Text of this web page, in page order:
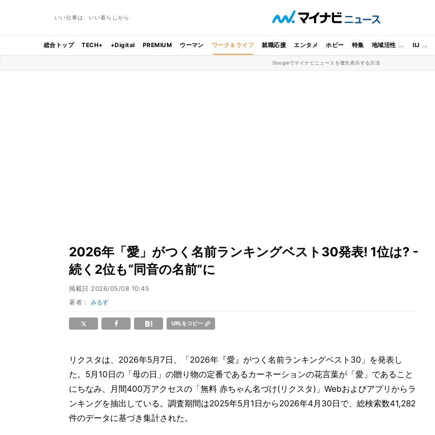
いい仕事は、いい暮らしから
総合トップ TECH+ +Digital PREMIUM ウーマン ワーク＆ライフ 就職応援 エンタメ ホビー 特集 地域活性 IIJ
Googleでマイナビニュースを優先表示する方法
2026年「愛」がつく名前ランキングベスト30発表! 1位は? -
続く2位も“同音の名前”に
掲載日 2026/05/08 10:45
著者：みるず
URLをコピー
リクスタは、2026年5月7日、「2026年『愛』がつく名前ランキングベスト30」を発表し
た。5月10日の「母の日」の贈り物の定番であるカーネーションの花言葉が「愛」であること
にちなみ、月間400万アクセスの「無料 赤ちゃん名づけ(リクスタ)」Webおよびアプリからラ
ンキングを抽出している。調査期間は2025年5月1日から2026年4月30日で、総検索数41,282
件のデータに基づき集計された。